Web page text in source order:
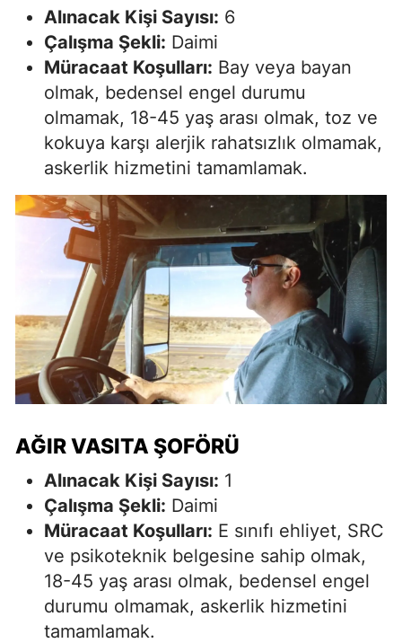
Alınacak Kişi Sayısı: 6
Çalışma Şekli: Daimi
Müracaat Koşulları: Bay veya bayan
olmak, bedensel engel durumu
olmamak, 18-45 yaş arası olmak, toz ve
kokuya karşı alerjik rahatsızlık olmamak,
askerlik hizmetini tamamlamak.
AĞIR VASITA ŞOFÖRÜ
Alınacak Kişi Sayısı: 1
Çalışma Şekli: Daimi
Müracaat Koşulları: E sınıfı ehliyet, SRC
ve psikoteknik belgesine sahip olmak,
18-45 yaş arası olmak, bedensel engel
durumu olmamak, askerlik hizmetini
tamamlamak.